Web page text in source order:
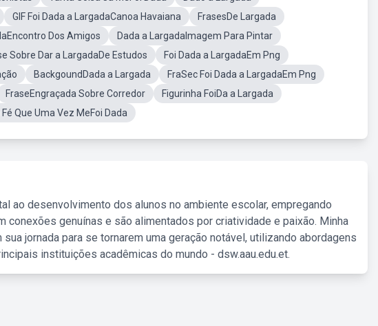
GIF Foi Dada a LargadaCanoa Havaiana
FrasesDe Largada
Dos Amigos
Dada a LargadaImagem Para Pintar
Sobre Dar a LargadaDe Estudos
Foi Dada a LargadaEm Png
BackgoundDada a Largada
FraSec Foi Dada a LargadaEm Png
FraseEngraçada Sobre Corredor
Figurinha FoiDa a Largada
Fé Que Uma Vez MeFoi Dada
ao desenvolvimento dos alunos no ambiente escolar, empregando
conexões genuínas e são alimentados por criatividade e paixão. Minha
jornada para se tornarem uma geração notável, utilizando abordagens
instituições acadêmicas do mundo - dsw.aau.edu.et.